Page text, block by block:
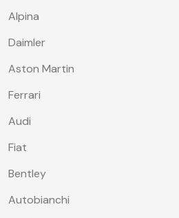
Alpina
Daimler
Aston Martin
Ferrari
Audi
Fiat
Bentley
Autobianchi